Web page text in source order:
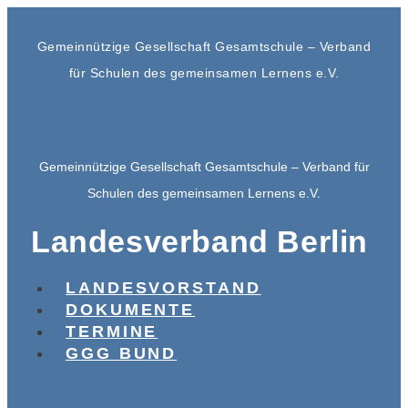
Gemeinnützige Gesellschaft Gesamtschule – Verband
für Schulen des gemeinsamen Lernens e.V.
Gemeinnützige Gesellschaft Gesamtschule – Verband für
Schulen des gemeinsamen Lernens e.V.
Landesverband Berlin
LANDESVORSTAND
DOKUMENTE
TERMINE
GGG BUND